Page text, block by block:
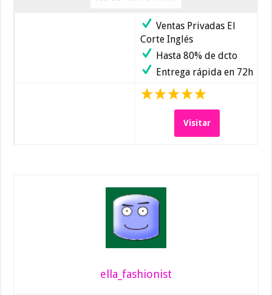
Ventas Privadas El
Corte Inglés
Hasta 80% de dcto
Entrega rápida en 72h
Visitar
ella_fashionist